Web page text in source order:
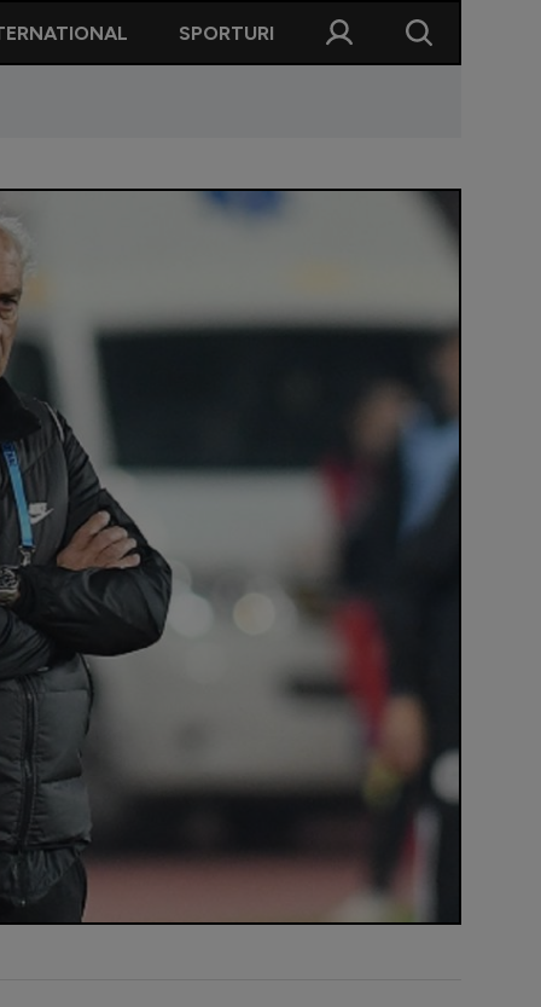
SPORTURI
plecat de acolo și au fost rupturi. Am înțeles că și